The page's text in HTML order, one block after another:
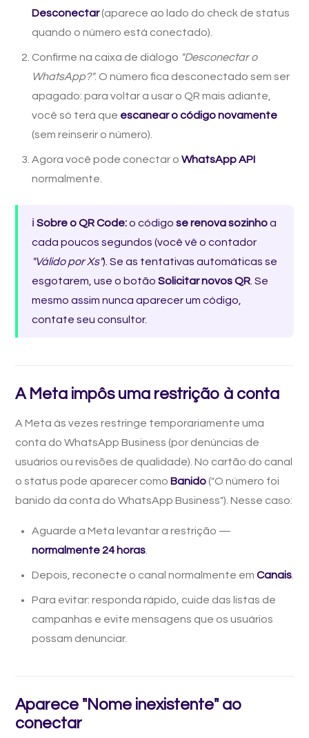
Desconectar(aparece ao lado do check de status
quando o número está conectado).
Confirme na caixa de diálogo "Desconectar o
WhatsApp?". O número fica desconectado sem ser
apagado: para voltar a usar o QR mais adiante,
você só terá que escanear o código novamente
(sem reinserir o número).
Agora você pode conectar o WhatsApp API
normalmente.
ℹ️ Sobre o QR Code:o código se renova sozinhoa
cada poucos segundos (você vê o contador
"Válido por Xs"). Se as tentativas automáticas se
esgotarem, use o botão Solicitar novos QR . Se
mesmo assim nunca aparecer um código,
contate seu consultor.
A Meta impôs uma restrição à conta
A Meta às vezes restringe temporariamente uma
conta do WhatsApp Business (por denúncias de
usuários ou revisões de qualidade). No cartão do canal
o status pode aparecer como Banido("O número foi
banido da conta do WhatsApp Business"). Nesse caso:
Aguarde a Meta levantar a restrição —
normalmente 24 horas
Depois, reconecte o canal normalmente em Canais
Para evitar: responda rápido, cuide das listas de
campanhas e evite mensagens que os usuários
possam denunciar.
Aparece "Nome inexistente" ao
conectar